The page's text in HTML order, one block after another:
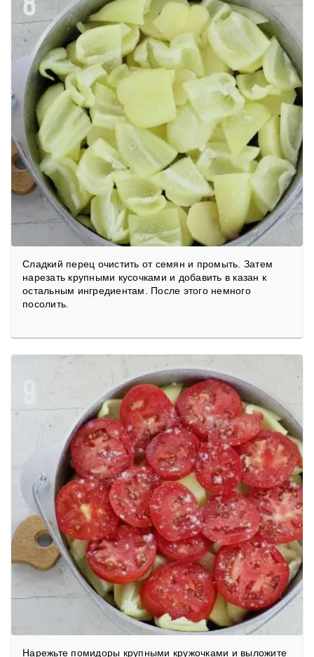
8
Сладкий перец очистить от семян и промыть. Затем
нарезать крупными кусочками и добавить в казан к
остальным ингредиентам. После этого немного
посолить.
Нарежьте помидоры крупными кружочками и выложите